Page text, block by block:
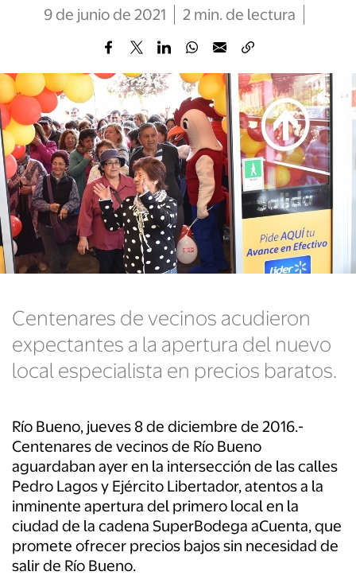
9 de junio de 2021 2 min. de lectura
Centenares de vecinos acudieron
expectantes a la apertura del nuevo
local especialista en precios baratos.
Río Bueno, jueves 8 de diciembre de 2016.-
Centenares de vecinos de Río Bueno
aguardaban ayer en la intersección de las calles
Pedro Lagos y Ejército Libertador, atentos a la
inminente apertura del primero local en la
ciudad de la cadena SuperBodega aCuenta, que
promete ofrecer precios bajos sin necesidad de
salir de Río Bueno.